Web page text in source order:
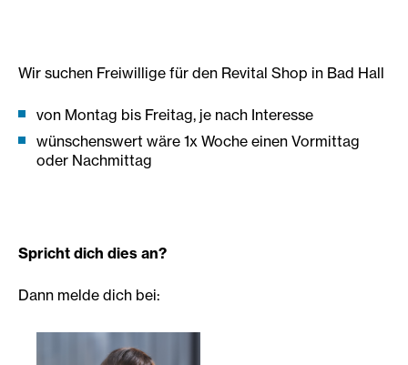
Wir suchen Freiwillige für den Revital Shop in Bad Hall
von Montag bis Freitag, je nach Interesse
wünschenswert wäre 1x Woche einen Vormittag
oder Nachmittag
Spricht dich dies an?
Dann melde dich bei: